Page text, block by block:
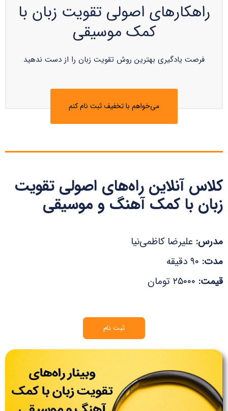
راهکارهای اصولی تقویت زبان با
کمک موسیقی
فرصت یادگیری بهترین روش تقویت زبان را از دست ندهید
می‌خواهم با تخفیف ثبت نام کنم
کلاس آنلاین راه‌های اصولی تقویت
زبان با کمک آهنگ و موسیقی
مدرس: علیرضا کاظمی‌نیا
مدت:
قیمت:
ثبت نام